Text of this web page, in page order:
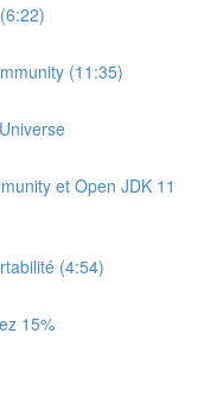
(11:35)
et Open JDK 11
(4:54)
15%